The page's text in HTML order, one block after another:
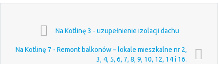
Na Kotlinę 3 - uzupełnienie izolacji dachu
Na Kotlinę 7 - Remont balkonów – lokale mieszkalne nr 2,
3, 4, 5, 6, 7, 8, 9, 10, 12, 14 i 16.